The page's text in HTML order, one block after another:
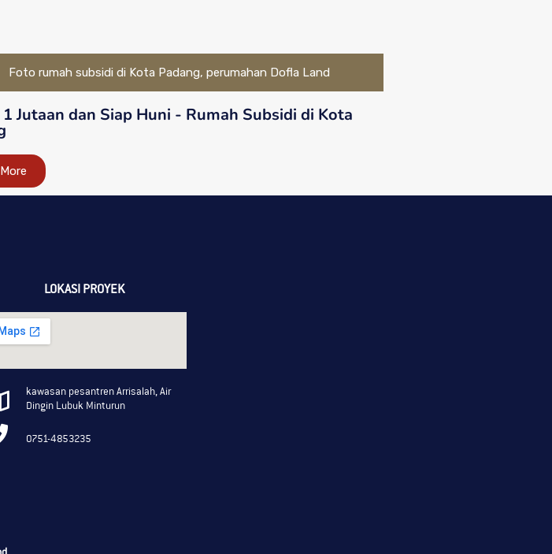
Jutaan dan Siap Huni - Rumah Subsidi di Kota
LOKASI PROYEK
kawasan pesantren Arrisalah, Air
Dingin Lubuk Minturun
0751-4853235